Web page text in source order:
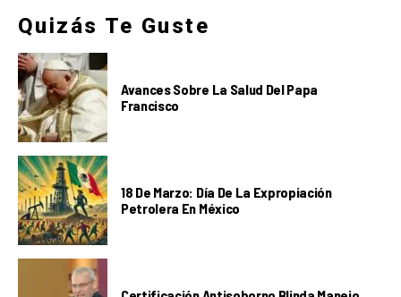
Quizás Te Guste
Avances Sobre La Salud Del Papa
Francisco
18 De Marzo: Día De La Expropiación
Petrolera En México